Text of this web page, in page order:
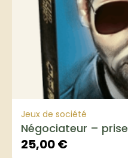
Jeux de société
Négociateur –
25,00€